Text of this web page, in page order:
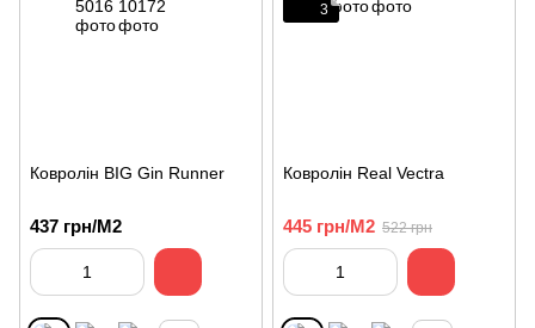
Ковролін BIG Gin Runner
437 грн/М2
3
Ковролін Real Vectra
445 грн/М2 522 грн